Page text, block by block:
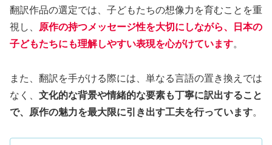
翻訳作品の選定では、子どもたちの想像力を育むことを重
視し、
原作の持つメッセージ性を大切にしながら、日本の
子どもたちにも理解しやすい表現を心がけています。
また、翻訳を手がける際には、単なる言語の置き換えでは
なく、 文化的な背景や情緒的な要素も丁寧に訳出すること
で、原作の魅力を最大限に引き出す工夫を行っています。